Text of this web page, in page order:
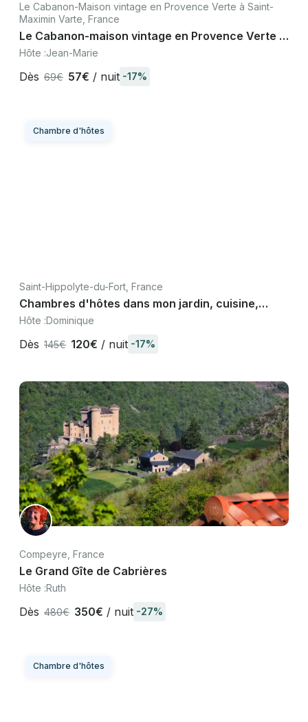
Le Cabanon-Maison vintage en Provence Verte à Saint-
Maximin Varte, France
Le Cabanon-maison vintage en Provence Verte à
Saint-Maximin la Ste.Baume Var
Hôte :Jean-Marie
Dès 69€ 57€ / nuit -17%
Chambre d'hôtes
Saint-Hippolyte-du-Fort, France
Chambres d'hôtes dans mon jardin, cuisine,
Cévennes, St-Hippolyte-du-Fort, Gard
Hôte :Dominique
Dès 145€ 120€ / nuit -17%
Compeyre, France
Le Grand Gîte de Cabrières
Hôte :Ruth
Dès 480€ 350€ / nuit -27%
Chambre d'hôtes